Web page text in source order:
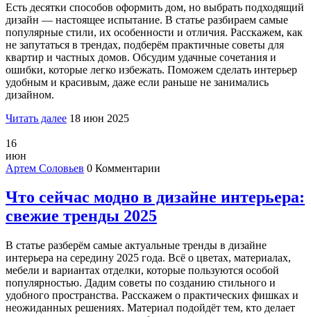
Есть десятки способов оформить дом, но выбрать подходящий
дизайн — настоящее испытание. В статье разбираем самые
популярные стили, их особенности и отличия. Расскажем, как
не запутаться в трендах, подберём практичные советы для
квартир и частных домов. Обсудим удачные сочетания и
ошибки, которые легко избежать. Поможем сделать интерьер
удобным и красивым, даже если раньше не занимались
дизайном.
Читать далее 18 июн 2025
16
июн
Артем Соловьев 0 Комментарии
Что сейчас модно в дизайне интерьера:
свежие тренды 2025
В статье разберём самые актуальные тренды в дизайне
интерьера на середину 2025 года. Всё о цветах, материалах,
мебели и вариантах отделки, которые пользуются особой
популярностью. Дадим советы по созданию стильного и
удобного пространства. Расскажем о практических фишках и
неожиданных решениях. Материал подойдёт тем, кто делает